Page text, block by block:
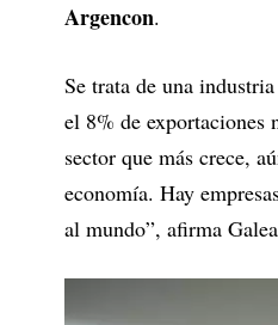
Argencon.
Se trata de una
el 8% de exportaciones
sector que más crece,
economía. Hay
al mundo”, afirma